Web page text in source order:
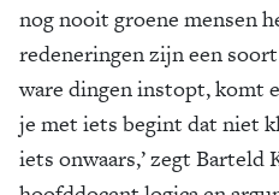
nog nooit groene mensen
redeneringen zijn een
ware dingen instopt, komt
je met iets begint dat niet
iets onwaars,’ zegt